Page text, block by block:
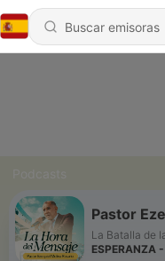
Pastor
La Batalla de
ESPERANZA